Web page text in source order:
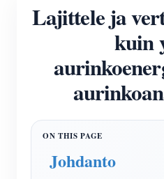
Kolmivaiheinen Wi-
Kolmivaiheinen Wi-
Kolmivaiheinen Wi-
WiFi-virranohjain
IAMMETER Cloud
Lajittele ja
kuin
Johdanto